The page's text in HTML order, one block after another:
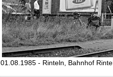
01.08.1985 - Rinteln, Bahnhof